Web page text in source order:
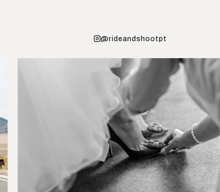
@rideandshootpt